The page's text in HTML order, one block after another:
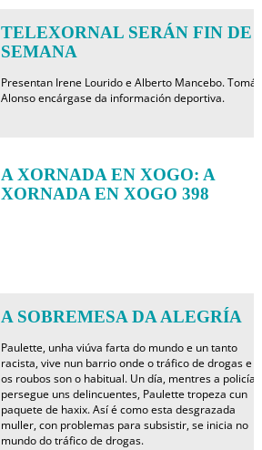
TELEXORNAL SERÁN FIN DE
SEMANA
Presentan Irene Lourido e Alberto Mancebo. Tomás
Alonso encárgase da información deportiva.
A XORNADA EN XOGO: A
XORNADA EN XOGO 398
A SOBREMESA DA ALEGRÍA
Paulette, unha viúva farta do mundo e un tanto
racista, vive nun barrio onde o tráfico de drogas e
os roubos son o habitual. Un día, mentres a policía
persegue uns delincuentes, Paulette tropeza cun
paquete de haxix. Así é como esta desgrazada
muller, con problemas para subsistir, se inicia no
mundo do tráfico de drogas.